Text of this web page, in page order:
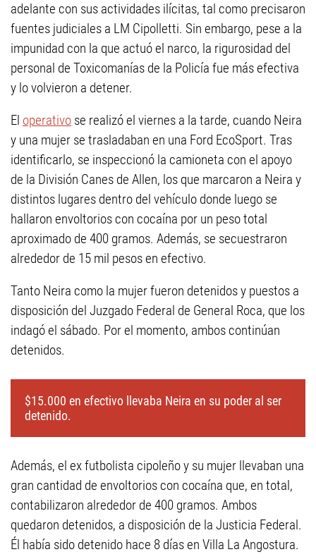
adelante con sus actividades ilícitas, tal como precisaron
fuentes judiciales a LM Cipolletti. Sin embargo, pese a la
impunidad con la que actuó el narco, la rigurosidad del
personal de Toxicomanías de la Policía fue más efectiva
y lo volvieron a detener.
El operativo se realizó el viernes a la tarde, cuando Neira
y una mujer se trasladaban en una Ford EcoSport. Tras
identificarlo, se inspeccionó la camioneta con el apoyo
de la División Canes de Allen, los que marcaron a Neira y
distintos lugares dentro del vehículo donde luego se
hallaron envoltorios con cocaína por un peso total
aproximado de 400 gramos. Además, se secuestraron
alrededor de 15 mil pesos en efectivo.
Tanto Neira como la mujer fueron detenidos y puestos a
disposición del Juzgado Federal de General Roca, que los
indagó el sábado. Por el momento, ambos continúan
detenidos.
$15.000 en efectivo llevaba Neira en su poder al ser
detenido.
Además, el ex futbolista cipoleño y su mujer llevaban una
gran cantidad de envoltorios con cocaína que, en total,
contabilizaron alrededor de 400 gramos. Ambos
quedaron detenidos, a disposición de la Justicia Federal.
Él había sido detenido hace 8 días en Villa La Angostura.